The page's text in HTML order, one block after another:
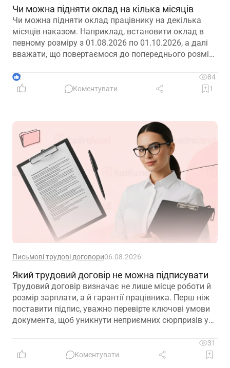
Чи можна підняти оклад на кілька місяців
Чи можна підняти оклад працівнику на декілька
місяців наказом. Наприклад, встановити оклад в
певному розміру з 01.08.2026 по 01.10.2026, а далі
вважати, що повертаємося до попереднього розміру
2
84
Коментувати
1
Письмові трудові договори06.08.2026
Який трудовий договір не можна підписувати
Трудовий договір визначає не лише місце роботи й
розмір зарплати, а й гарантії працівника. Перш ніж
поставити підпис, уважно перевірте ключові умови
документа, щоб уникнути неприємних сюрпризів у
31
Коментувати